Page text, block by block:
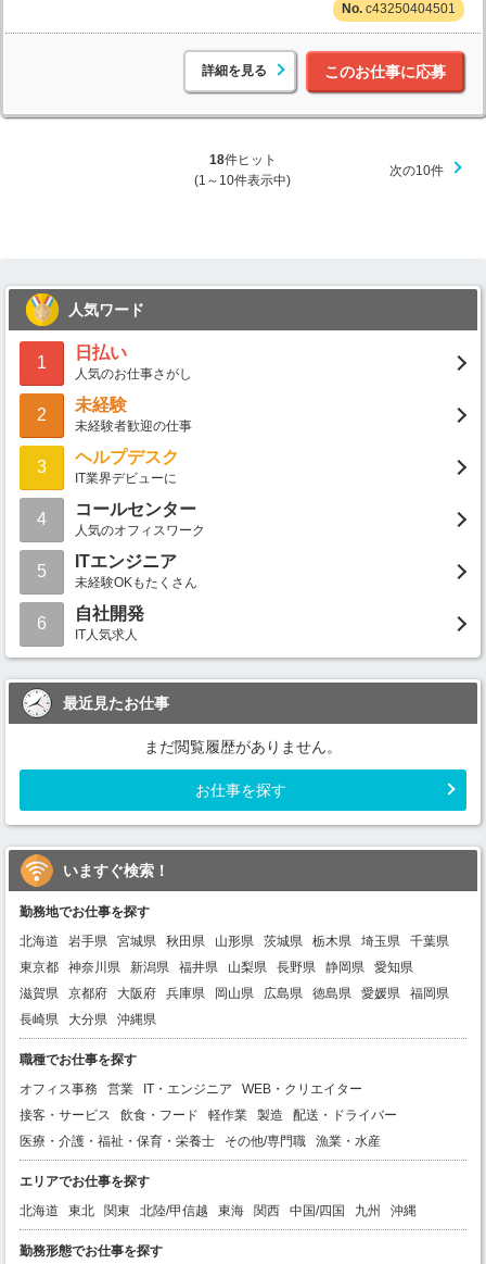
c43250404501
詳細を見る このお仕事に応募
18件ヒット
(1～10件表示中)
次の10件
人気ワード
1
日払い
人気のお仕事さがし
2
未経験
未経験者歓迎の仕事
3
ヘルプデスク
IT業界デビューに
4
コールセンター
人気のオフィスワーク
5
ITエンジニア
未経験OKもたくさん
6
自社開発
IT人気求人
最近見たお仕事
まだ閲覧履歴がありません。
お仕事を探す
いますぐ検索！
勤務地でお仕事を探す
北海道
岩手県 宮城県 秋田県 山形県 茨城県 栃木県 埼玉県
千葉県
東京都
神奈川県 新潟県 福井県 山梨県 長野県 静岡県
愛知県
滋賀県
京都府 大阪府 兵庫県 岡山県 広島県 徳島県 愛媛県
福岡県
長崎県
大分県 沖縄県
職種でお仕事を探す
オフィス事務
営業 IT・エンジニア
WEB・クリエイター
接客・サービス
飲食・フード 軽作業 製造
配送・ドライバー
医療・介護・福祉・保育・栄養士
その他/専門職 漁業・水産
エリアでお仕事を探す
北海道
東北 関東 北陸/甲信越 東海 関西 中国/四国 九州 沖縄
勤務形態でお仕事を探す